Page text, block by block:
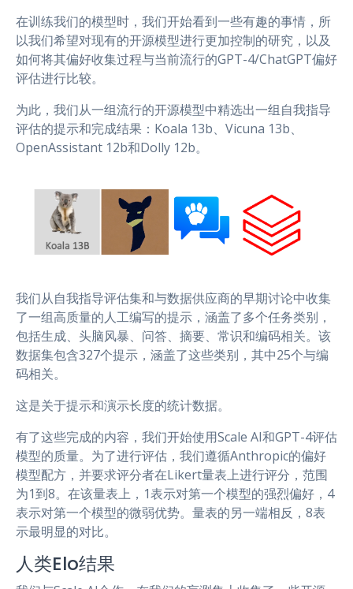
在训练我们的模型时，我们开始看到一些有趣的事情，所
以我们希望对现有的开源模型进行更加控制的研究，以及
如何将其偏好收集过程与当前流行的GPT-4/ChatGPT偏好
评估进行比较。
为此，我们从一组流行的开源模型中精选出一组自我指导
评估的提示和完成结果：Koala 13b、Vicuna 13b、
OpenAssistant 12b和Dolly 12b。
我们从自我指导评估集和与数据供应商的早期讨论中收集
了一组高质量的人工编写的提示，涵盖了多个任务类别，
包括生成、头脑风暴、问答、摘要、常识和编码相关。该
数据集包含327个提示，涵盖了这些类别，其中25个与编
码相关。
这是关于提示和演示长度的统计数据。
有了这些完成的内容，我们开始使用Scale AI和GPT-4评估
模型的质量。为了进行评估，我们遵循Anthropic的偏好
模型配方，并要求评分者在Likert量表上进行评分，范围
为1到8。在该量表上，1表示对第一个模型的强烈偏好，4
表示对第一个模型的微弱优势。量表的另一端相反，8表
示最明显的对比。
人类Elo结果